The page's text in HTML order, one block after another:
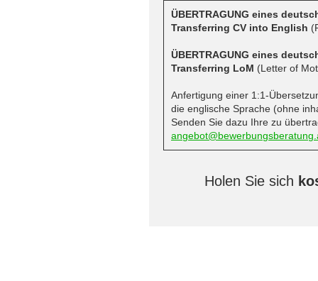
ÜBERTRAGUNG eines
Transferring CV into English
ÜBERTRAGUNG eines
Transferring LoM (Letter of
Anfertigung einer 1:1-
die englische Sprache (ohne
Senden Sie dazu Ihre zu
Holen Sie sich